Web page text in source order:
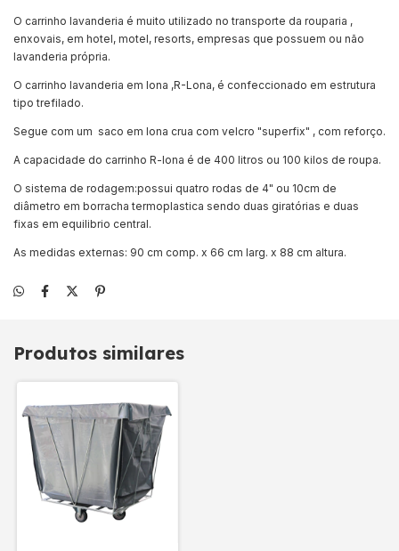
O carrinho lavanderia é muito utilizado no transporte da rouparia ,
enxovais, em hotel, motel, resorts, empresas que possuem ou não
lavanderia própria.
O carrinho lavanderia em lona ,R-Lona, é confeccionado em estrutura
tipo trefilado.
Segue com um saco em lona crua com velcro "superfix" , com reforço.
A capacidade do carrinho R-lona é de 400 litros ou 100 kilos de roupa.
O sistema de rodagem:possui quatro rodas de 4" ou 10cm de
diâmetro em borracha termoplastica sendo duas giratórias e duas
fixas em equilibrio central.
As medidas externas: 90 cm comp. x 66 cm larg. x 88 cm altura.
Produtos similares